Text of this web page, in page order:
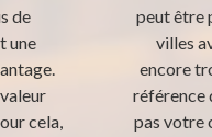
de
une
cela,
peut être
villes
encore
référence
pas votre